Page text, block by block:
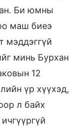
Би юмны
маш биеэ
мэддэггүй
минь Бурхан
12
үр хүүхэд,
л байх